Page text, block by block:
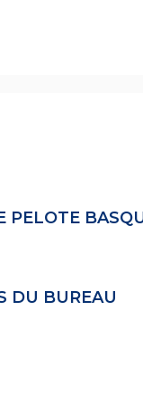
PELOTE
DU BUREAU